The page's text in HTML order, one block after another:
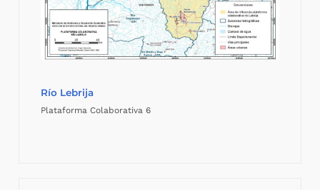
Río Lebrija
Plataforma Colaborativa 6